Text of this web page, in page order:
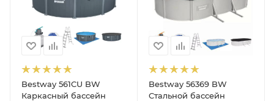
Bestway 561CU BW
Каркасный бассейн
Bestway 56369 BW
Стальной бассейн